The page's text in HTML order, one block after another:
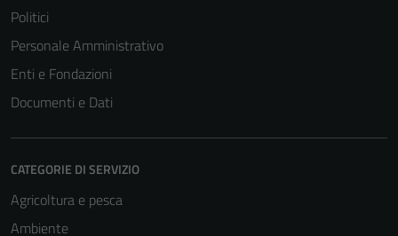
Politici
Personale Amministrativo
Enti e Fondazioni
Documenti e Dati
CATEGORIE DI SERVIZIO
Agricoltura e pesca
Ambiente